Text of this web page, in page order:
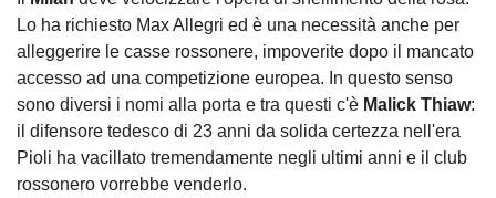
Lo ha richiesto Max Allegri ed è una necessità anche per
alleggerire le casse rossonere, impoverite dopo il mancato
accesso ad una competizione europea. In questo senso
sono diversi i nomi alla porta e tra questi c'è Malick Thiaw:
il difensore tedesco di 23 anni da solida certezza nell'era
Pioli ha vacillato tremendamente negli ultimi anni e il club
rossonero vorrebbe venderlo.